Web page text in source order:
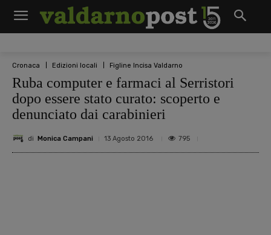
Cronaca Edizioni locali Figline Incisa Valdarno
Ruba computer e farmaci al Serristori
dopo essere stato curato: scoperto e
denunciato dai carabinieri
di Monica Campani 13 Agosto 2016 795